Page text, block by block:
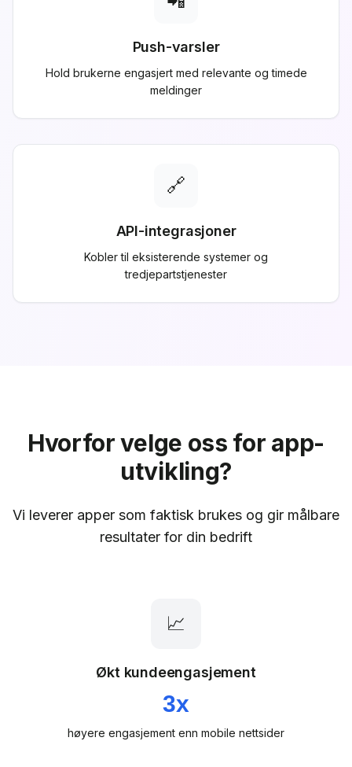
Push-varsler
Hold brukerne engasjert med relevante og timede
meldinger
🔗
API-integrasjoner
Kobler til eksisterende systemer og
tredjepartstjenester
Hvorfor velge oss for app-
utvikling?
Vi leverer apper som faktisk brukes og gir målbare
resultater for din bedrift
📈
Økt kundeengasjement
3x
høyere engasjement enn mobile nettsider